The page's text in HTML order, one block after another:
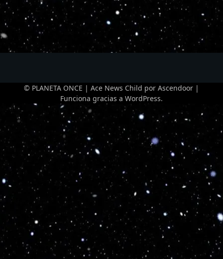
© PLANETA ONCE | Ace News Child por Ascendoor |
Funciona gracias a WordPress.